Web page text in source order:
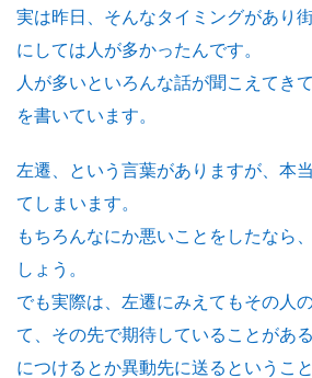
実は昨日、そんなタイミングがあり
にしては人が多かったんです。
人が多いといろんな話が聞こえてき
を書いています。
左遷、という言葉がありますが、本
てしまいます。
もちろんなにか悪いことをしたなら
しょう。
でも実際は、左遷にみえてもその人
て、その先で期待していることがあ
につけるとか異動先に送るというこ